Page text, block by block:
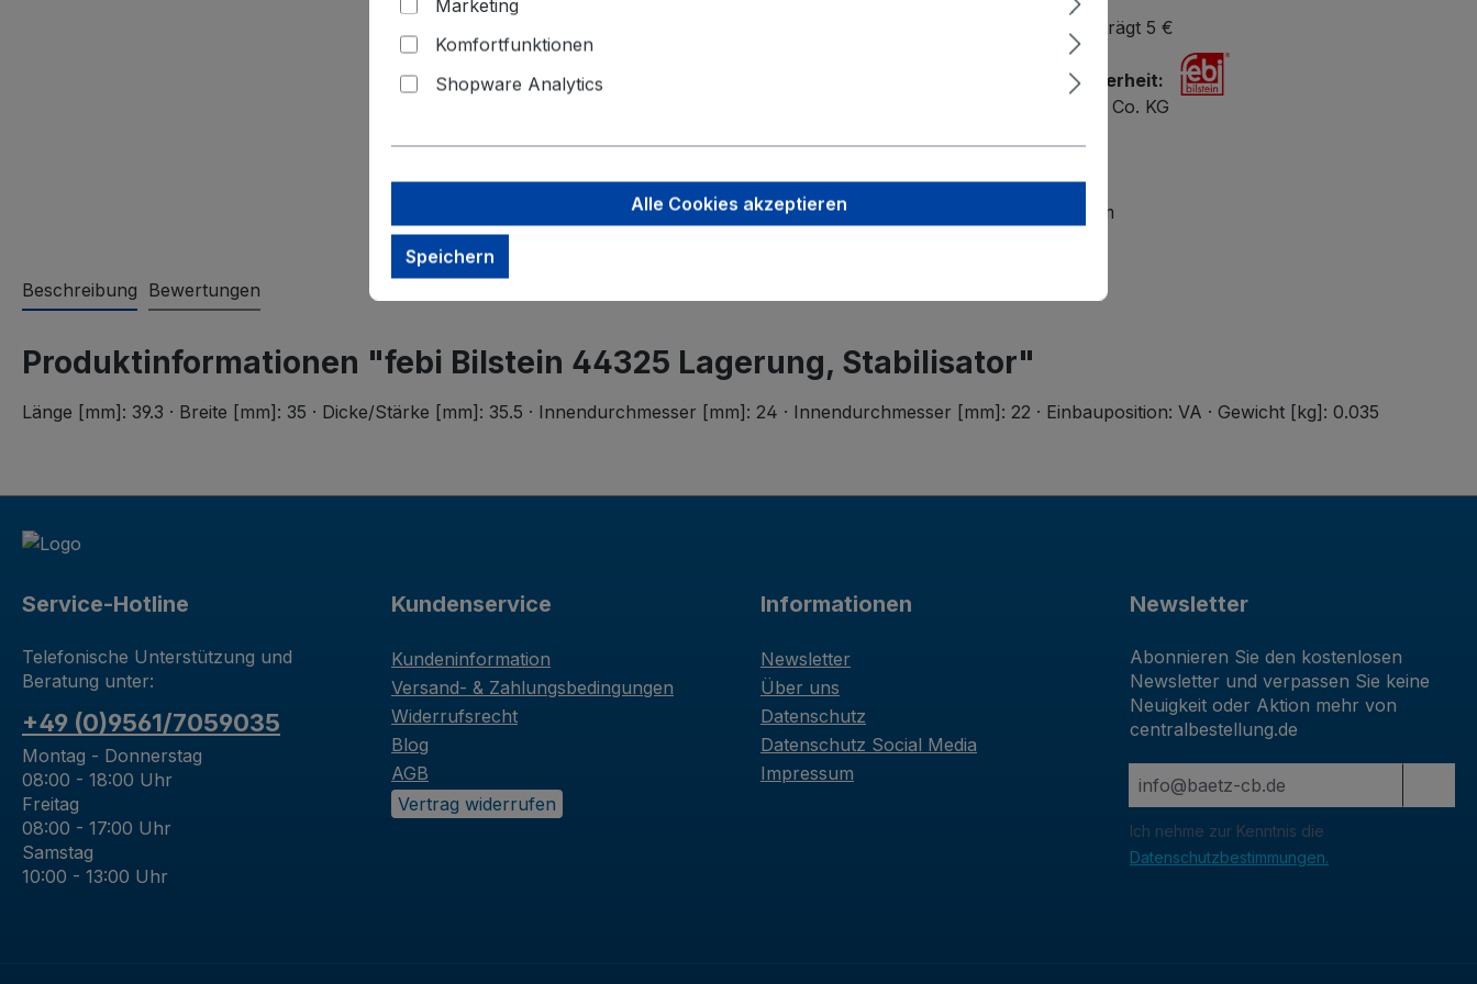
Der Mindestbestellwert beträgt 5 €
Angaben zur Produktsicherheit:
Ferdinand Bilstein GmbH + Co. KG
support@bilsteingroup.com
Beschreibung Bewertungen
Produktinformationen "febi Bilstein 44325 Lagerung, Stabilisator"
Länge [mm]: 39.3 · Breite [mm]: 35 · Dicke/Stärke [mm]: 35.5 · Innendurchmesser [mm]: 24 · Innendurchmesser [mm]: 22 · Einbauposition: VA · Gewicht [kg]: 0.035
Service-Hotline
Telefonische Unterstützung und
Beratung unter:
+49 (0)9561/7059035
Montag - Donnerstag
08:00 - 18:00 Uhr
Freitag
08:00 - 17:00 Uhr
Samstag
10:00 - 13:00 Uhr
Kundenservice
Kundeninformation
Versand- & Zahlungsbedingungen
Widerrufsrecht
Blog
AGB
Vertrag widerrufen
Informationen
Newsletter
Über uns
Datenschutz
Datenschutz Social Media
Impressum
Newsletter
Abonnieren Sie den kostenlosen
Newsletter und verpassen Sie keine
Neuigkeit oder Aktion mehr von
centralbestellung.de
Ich nehme zur Kenntnis die
Datenschutzbestimmungen.
Marketing
Komfortfunktionen
Shopware Analytics
Alle Cookies akzeptieren
Speichern